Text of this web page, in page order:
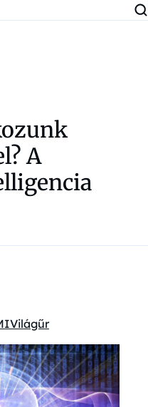
A
Világűr